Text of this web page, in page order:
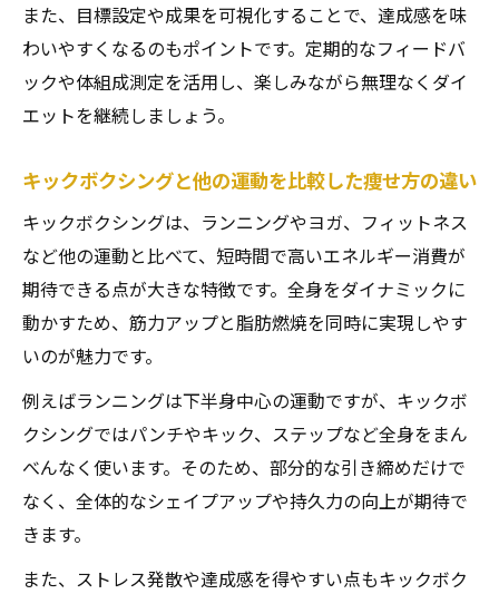
また、目標設定や成果を可視化することで、達成感を味
わいやすくなるのもポイントです。定期的なフィードバ
ックや体組成測定を活用し、楽しみながら無理なくダイ
エットを継続しましょう。
キックボクシングと他の運動を比較した痩せ方の違い
キックボクシングは、ランニングやヨガ、フィットネス
など他の運動と比べて、短時間で高いエネルギー消費が
期待できる点が大きな特徴です。全身をダイナミックに
動かすため、筋力アップと脂肪燃焼を同時に実現しやす
いのが魅力です。
例えばランニングは下半身中心の運動ですが、キックボ
クシングではパンチやキック、ステップなど全身をまん
べんなく使います。そのため、部分的な引き締めだけで
なく、全体的なシェイプアップや持久力の向上が期待で
きます。
また、ストレス発散や達成感を得やすい点もキックボク